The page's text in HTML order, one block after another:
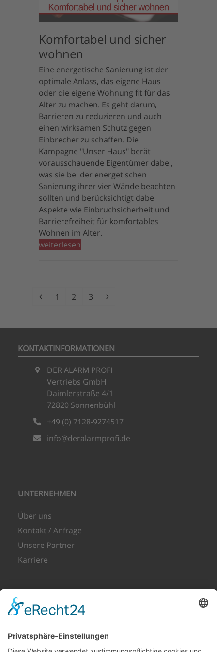
Komfortabel und sicher
wohnen
Eine energetische Sanierung ist der
optimale Anlass, das eigene Haus
oder die eigene Wohnung fit für das
Alter zu machen. Es geht darum,
Barrieren zu reduzieren und auch
einen wirksamen Schutz gegen
Einbrecher zu schaffen. Die
Kampagne "Unser Haus" berät
vorausschauende Eigentümer dabei,
was sie bei der energetischen
Sanierung ihrer vier Wände beachten
sollten und berücksichtigt dabei
Aspekte wie Einbruchsicherheit und
Barrierefreiheit für komfortables
Wohnen im Alter.
weiterlesen
Vorheriger
Seite
1 Seite
2 Seite
3
KONTAKTINFORMATIONEN
DER ALARM PROFI
Vertriebs GmbH
Daimlerstraße 4/1
72820 Sonnenbühl
+49 (0) 7128-9274517
info@deralarmprofi.de
UNTERNEHMEN
Über uns
Kontakt / Anfrage
Unsere Partner
Karriere
PRODUKTE & LEISTUNGEN
Alarmanlagen